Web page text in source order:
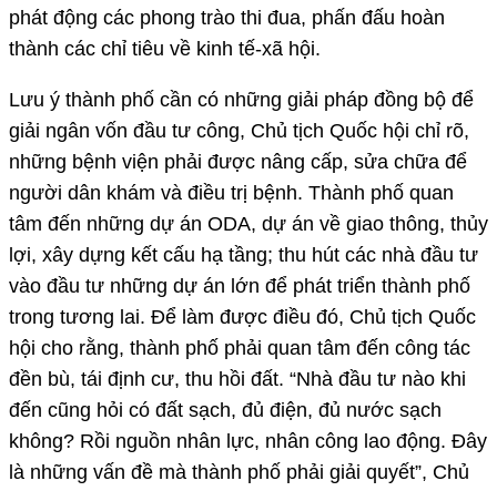
phát động các phong trào thi đua, phấn đấu hoàn
thành các chỉ tiêu về kinh tế-xã hội.
Lưu ý thành phố cần có những giải pháp đồng bộ để
giải ngân vốn đầu tư công, Chủ tịch Quốc hội chỉ rõ,
những bệnh viện phải được nâng cấp, sửa chữa để
người dân khám và điều trị bệnh. Thành phố quan
tâm đến những dự án ODA, dự án về giao thông, thủy
lợi, xây dựng kết cấu hạ tầng; thu hút các nhà đầu tư
vào đầu tư những dự án lớn để phát triển thành phố
trong tương lai. Để làm được điều đó, Chủ tịch Quốc
hội cho rằng, thành phố phải quan tâm đến công tác
đền bù, tái định cư, thu hồi đất. “Nhà đầu tư nào khi
đến cũng hỏi có đất sạch, đủ điện, đủ nước sạch
không? Rồi nguồn nhân lực, nhân công lao động. Đây
là những vấn đề mà thành phố phải giải quyết”, Chủ